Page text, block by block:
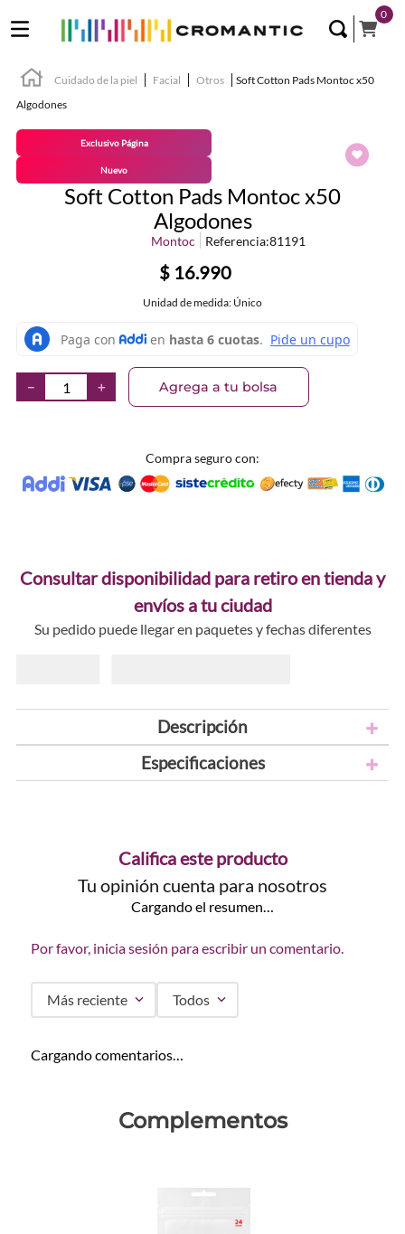
0
Cuidado de la piel Facial Otros
Soft Cotton Pads Montoc x50
Algodones
Exclusivo Página
Nuevo
Soft Cotton Pads Montoc x50
Algodones
Montoc Referencia:81191
$ 16.990
Unidad de medida: Único
＋
－ Agrega a tu bolsa
Compra seguro con:
Consultar disponibilidad para retiro en tienda y
envíos a tu ciudad
Su pedido puede llegar en paquetes y fechas diferentes
Descripción
Especificaciones
Califica este producto
Tu opinión cuenta para nosotros
Cargando el resumen…
Por favor, inicia sesión para escribir un comentario.
Más reciente Todos
Cargando comentarios…
Complementos